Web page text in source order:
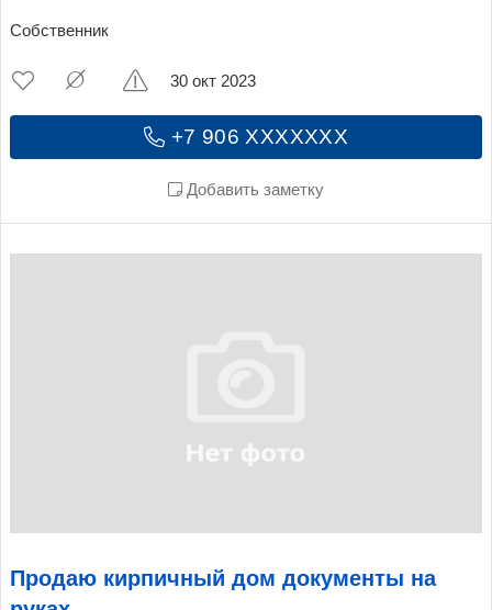
Собственник
+7 906 XXXXXXX
Добавить заметку
30 окт 2023
Продаю кирпичный дом документы на